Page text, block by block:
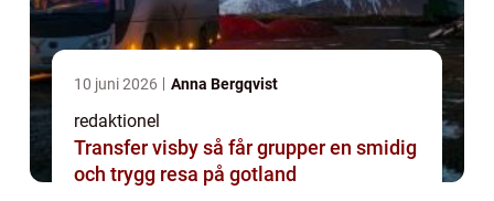
10 juni 2026 Anna Bergqvist
redaktionel
Transfer visby så får grupper en smidig
och trygg resa på gotland